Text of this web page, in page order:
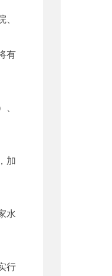
有
加
水
行